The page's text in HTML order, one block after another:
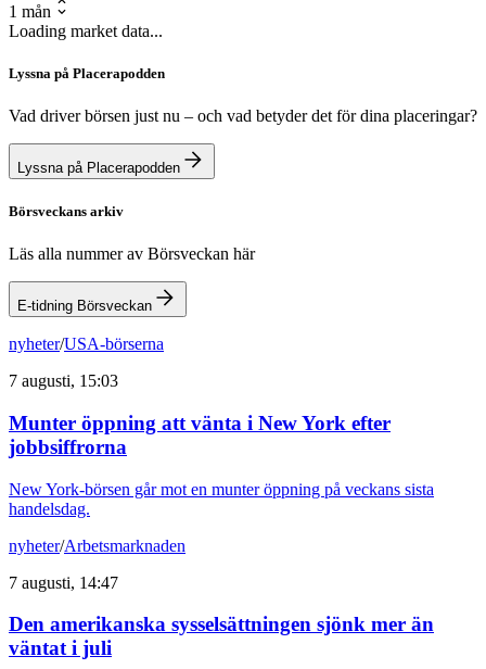
1 mån
Loading market data...
Lyssna på Placerapodden
Vad driver börsen just nu – och vad betyder det för dina placeringar?
Lyssna på Placerapodden
Börsveckans arkiv
Läs alla nummer av Börsveckan här
E-tidning Börsveckan
nyheter/USA-börserna
7 augusti, 15:03
Munter öppning att vänta i New York efter
jobbsiffrorna
New York-börsen går mot en munter öppning på veckans sista
handelsdag.
nyheter/Arbetsmarknaden
7 augusti, 14:47
Den amerikanska sysselsättningen sjönk mer än
väntat i juli